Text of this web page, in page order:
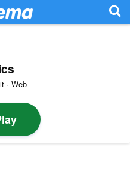
· Web